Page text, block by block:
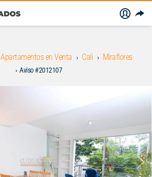
Apartamentos en Venta Cali Miraflores
Aviso #2012107